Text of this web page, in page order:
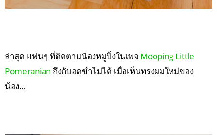
ล่าสุด แฟนๆ ที่ติดตามน้องหมูปิ้งในเพจ Mooping Little
Pomeranian ถึงกับอดขำไม่ได้ เมื่อเห็นทรงผมใหม่ของ
น้อง…